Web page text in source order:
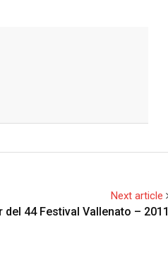
Next article
del 44 Festival Vallenato – 2011